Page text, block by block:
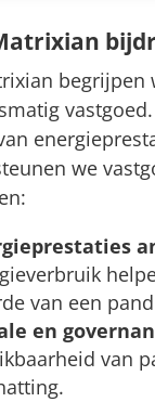
begrijpen
we
van een
en
van